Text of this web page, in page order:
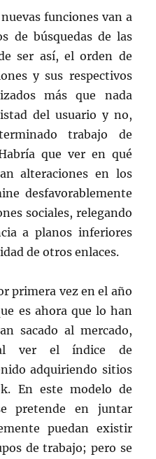
funciones van a
de búsquedas de las
ser así, el orden de
y sus respectivos
más que nada
del usuario y no,
trabajo de
que ver en qué
alteraciones en los
desfavorablemente
sociales, relegando
a planos inferiores
de otros enlaces.
primera vez en el año
es ahora que lo han
sacado al mercado,
al ver el índice de
adquiriendo sitios
En este modelo de
pretende en juntar
puedan existir
de trabajo; pero se